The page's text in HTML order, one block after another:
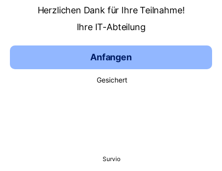
Herzlichen Dank für Ihre Teilnahme!
Ihre IT-Abteilung
Anfangen
Gesichert
Survio